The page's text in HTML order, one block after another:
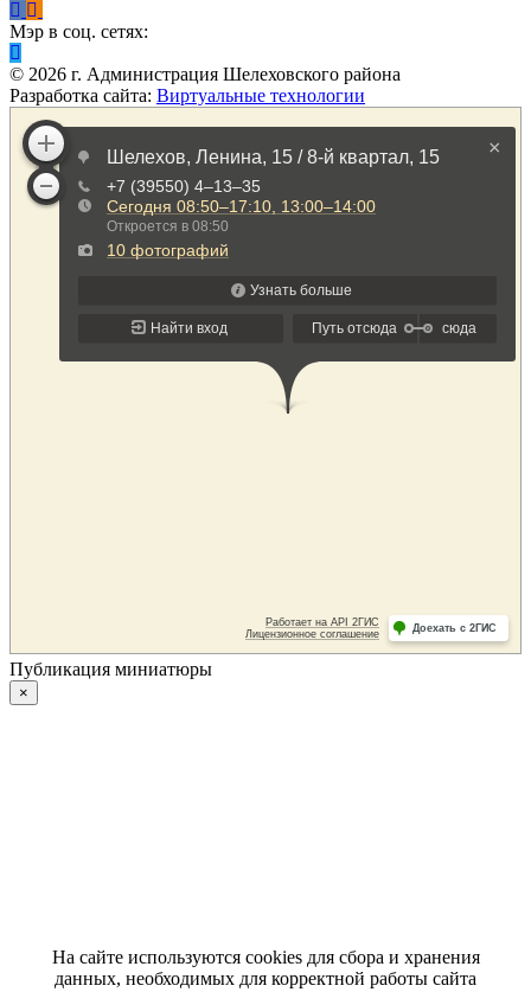
Мэр в соц. сетях:
© 2026 г. Администрация Шелеховского района
Разработка сайта: Виртуальные технологии
Публикация миниатюры
×
На сайте используются cookies для сбора и хранения
данных, необходимых для корректной работы сайта